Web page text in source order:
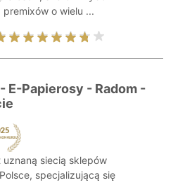
o wielu ...
E-Papierosy - Radom -
uznaną siecią sklepów
specjalizującą się